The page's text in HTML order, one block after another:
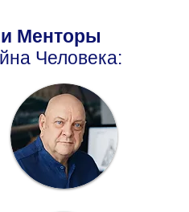
Менторы
Человека: